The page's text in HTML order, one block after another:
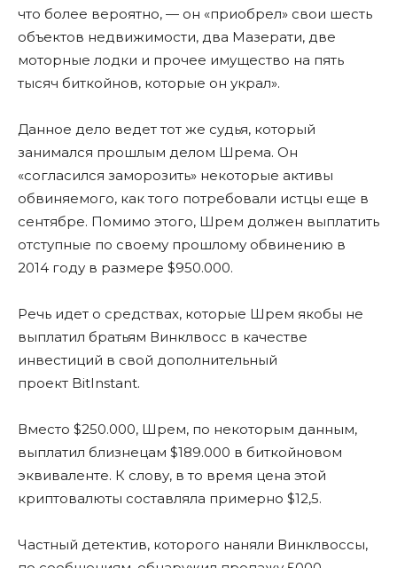
что более вероятно, — он «приобрел» свои шесть
объектов недвижимости, два Мазерати, две
моторные лодки и прочее имущество на пять
тысяч биткойнов, которые он украл».
Данное дело ведет тот же судья, который
занимался прошлым делом Шрема. Он
«согласился заморозить» некоторые активы
обвиняемого, как того потребовали истцы еще в
сентябре. Помимо этого, Шрем должен выплатить
отступные по своему прошлому обвинению в
2014 году в размере $950.000.
Речь идет о средствах, которые Шрем якобы не
выплатил братьям Винклвосс в качестве
инвестиций в свой дополнительный
проект BitInstant.
Вместо $250.000, Шрем, по некоторым данным,
выплатил близнецам $189.000 в биткойновом
эквиваленте. К слову, в то время цена этой
криптовалюты составляла примерно $12,5.
Частный детектив, которого наняли Винклвоссы,